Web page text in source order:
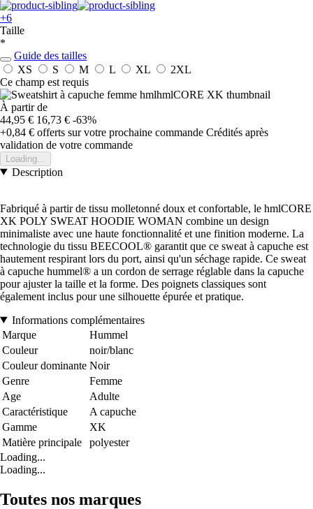
+6
Taille
*
Guide des tailles
XS
S M L XL
2XL
Ce champ est requis
À partir de
44,95 € 16,73 € -63%
+0,84 € offerts sur votre prochaine commande Crédités après
validation de votre commande
Loading...
Description
Fabriqué à partir de tissu molletonné doux et confortable, le hmlCORE
XK POLY SWEAT HOODIE WOMAN combine un design
minimaliste avec une haute fonctionnalité et une finition moderne. La
technologie du tissu BEECOOL® garantit que ce sweat à capuche est
hautement respirant lors du port, ainsi qu'un séchage rapide. Ce sweat
à capuche hummel® a un cordon de serrage réglable dans la capuche
pour ajuster la taille et la forme. Des poignets classiques sont
également inclus pour une silhouette épurée et pratique.
Informations complémentaires
Marque
Hummel
Couleur
noir/blanc
Couleur dominante Noir
Genre
Femme
Age
Adulte
Caractéristique
A capuche
Gamme
XK
Matière principale
polyester
Loading...
Loading...
Toutes nos marques